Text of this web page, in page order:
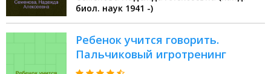
биол. наук 1941 -)
Ребенок учится говорить.
Пальчиковый игротренинг